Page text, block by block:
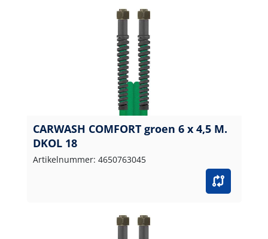
CARWASH COMFORT groen 6 x 4,5 M.
DKOL 18
Artikelnummer: 4650763045